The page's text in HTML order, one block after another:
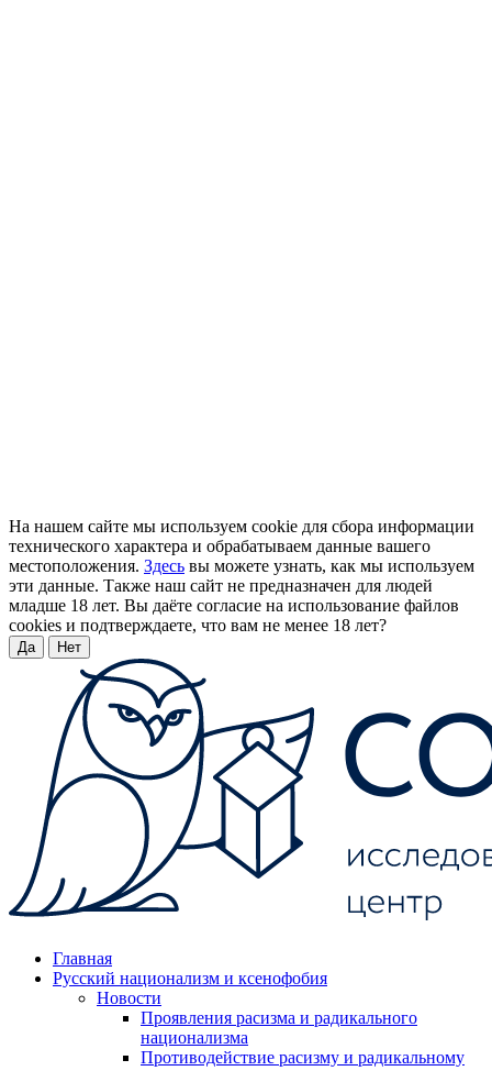
На нашем сайте мы используем cookie для сбора информации
технического характера и обрабатываем данные вашего
местоположения. Здесь вы можете узнать, как мы используем
эти данные. Также наш сайт не предназначен для людей
младше 18 лет. Вы даёте согласие на использование файлов
cookies и подтверждаете, что вам не менее 18 лет?
Да Нет
Главная
Русский национализм и ксенофобия
Новости
Проявления расизма и радикального
национализма
Противодействие расизму и радикальному